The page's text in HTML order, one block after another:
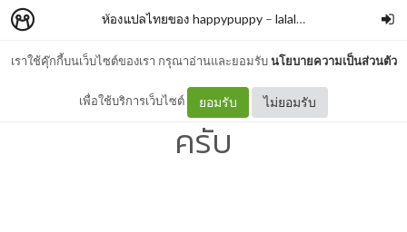
เราใช้คุ๊กกี้บนเว็บไซต์ของเรา กรุณาอ่านและยอมรับนโยบายความเป็นส่วนตัว
เพื่อใช้บริการเว็บไซต์ ยอมรับ ไม่ยอมรับ
ห้องแปลไทยของ happypuppy – lalala_lacuna
Kyungmin's blog : สวัสดี
ครับ